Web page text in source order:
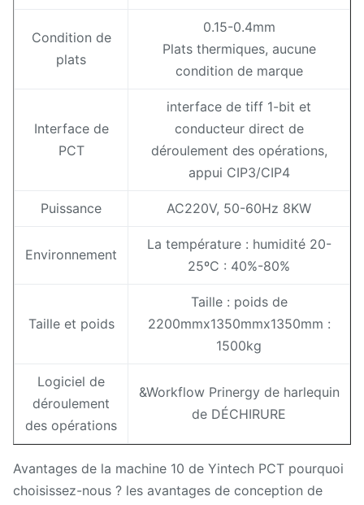
Condition de
plats
0.15-0.4mm
Plats thermiques, aucune
condition de marque
Interface de
PCT
interface de tiff 1-bit et
conducteur direct de
déroulement des opérations,
appui CIP3/CIP4
Puissance AC220V, 50-60Hz 8KW
Environnement
La température : humidité 20-
25ºC : 40%-80%
Taille et poids
Taille : poids de
2200mmx1350mmx1350mm :
1500kg
Logiciel de
déroulement
des opérations
&Workflow Prinergy de harlequin
de DÉCHIRURE
Avantages de la machine 10 de Yintech PCT pourquoi
choisissez-nous ? les avantages de conception de